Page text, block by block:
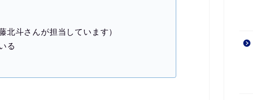
北斗さんが担当しています）
る